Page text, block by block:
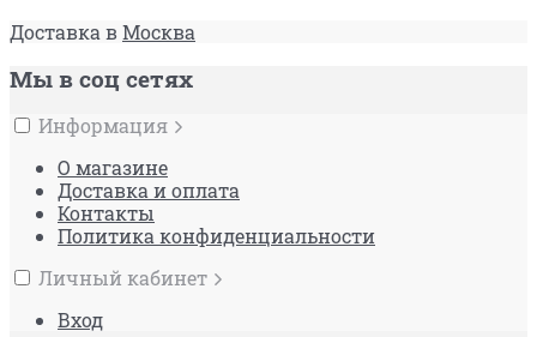
Доставка вМосква
Мы в соц сетях
Информация
О магазине
Доставка и оплата
Контакты
Политика конфиденциальности
Личный кабинет
Вход